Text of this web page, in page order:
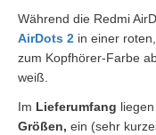
Während die Redmi
AirDots 2 in einer
zum Kopfhörer-Farbe
weiß.
Im Lieferumfang liegen
Größen, ein (sehr